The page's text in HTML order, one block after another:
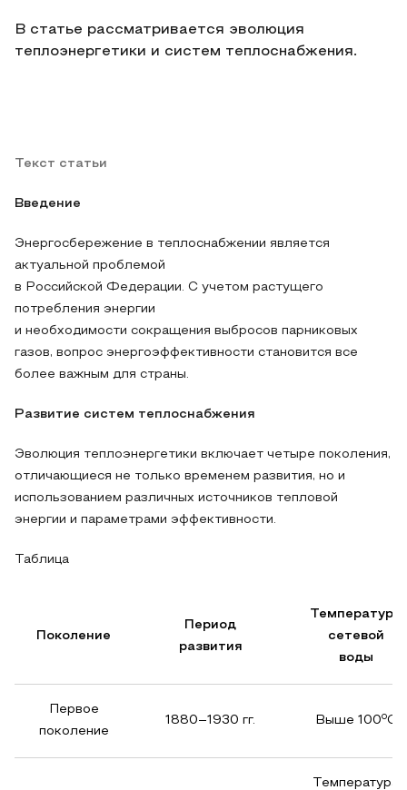
В статье рассматривается эволюция
теплоэнергетики и систем теплоснабжения.
Текст статьи
Введение
Энергосбережение в теплоснабжении является
актуальной проблемой
в Российской Федерации. С учетом растущего
потребления энергии
и необходимости сокращения выбросов парниковых
газов, вопрос энергоэффективности становится все
более важным для страны.
Развитие систем теплоснабжения
Эволюция теплоэнергетики включает четыре поколения,
отличающиеся не только временем развития, но и
использованием различных источников тепловой
энергии и параметрами эффективности.
Таблица
Поколение
Период
развития
Температура
сетевой
воды
Первое
поколение
1880–1930 гг. Выше 100oC
Температура